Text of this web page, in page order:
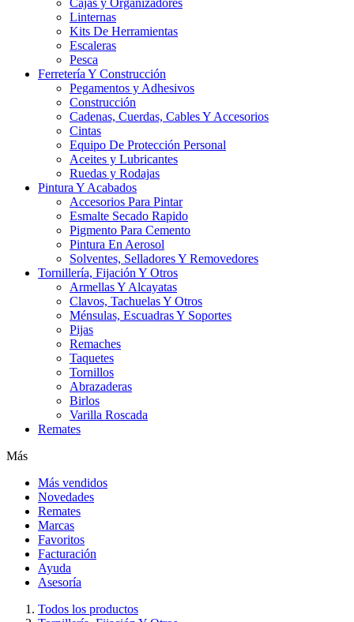
Cajas y Organizadores
Linternas
Kits De Herramientas
Escaleras
Pesca
Ferretería Y Construcción
Pegamentos y Adhesivos
Construcción
Cadenas, Cuerdas, Cables Y Accesorios
Cintas
Equipo De Protección Personal
Aceites y Lubricantes
Ruedas y Rodajas
Pintura Y Acabados
Accesorios Para Pintar
Esmalte Secado Rapido
Pigmento Para Cemento
Pintura En Aerosol
Solventes, Selladores Y Removedores
Tornillería, Fijación Y Otros
Armellas Y Alcayatas
Clavos, Tachuelas Y Otros
Ménsulas, Escuadras Y Soportes
Pijas
Remaches
Taquetes
Tornillos
Abrazaderas
Birlos
Varilla Roscada
Remates
Más
Más vendidos
Novedades
Remates
Marcas
Favoritos
Facturación
Ayuda
Asesoría
Todos los productos